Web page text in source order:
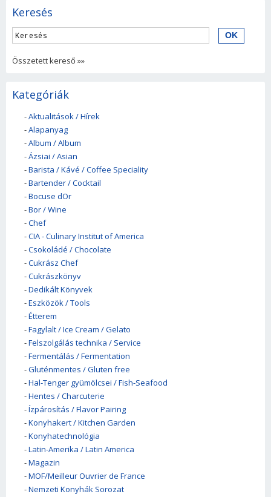
Keresés
Összetett kereső »»
Kategóriák
-Aktualitások / Hírek
-Alapanyag
-Album / Album
-Ázsiai / Asian
-Barista / Kávé / Coffee Speciality
-Bartender / Cocktail
-Bocuse dOr
-Bor / Wine
-Chef
-CIA - Culinary Institut of America
-Csokoládé / Chocolate
-Cukrász Chef
-Cukrászkönyv
-Dedikált Könyvek
-Eszközök / Tools
-Étterem
-Fagylalt / Ice Cream / Gelato
-Felszolgálás technika / Service
-Fermentálás / Fermentation
-Gluténmentes / Gluten free
-Hal-Tenger gyümölcsei / Fish-Seafood
-Hentes / Charcuterie
-Ízpárosítás / Flavor Pairing
-Konyhakert / Kitchen Garden
-Konyhatechnológia
-Latin-Amerika / Latin America
-Magazin
-MOF/Meilleur Ouvrier de France
-Nemzeti Konyhák Sorozat